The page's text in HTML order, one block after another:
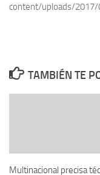
content/uploads/
TAMBIÉN TE
Multinacional precisa